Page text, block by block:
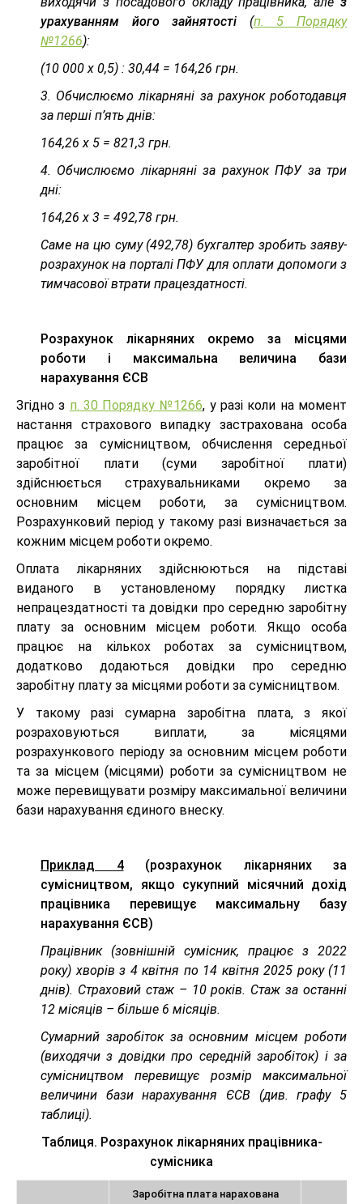
урахуванням його зайнятості (п. 5 Порядку
№1266):
(10 000 х 0,5) : 30,44 = 164,26 грн.
3. Обчислюємо лікарняні за рахунок роботодавця
за перші п’ять днів:
164,26 х 5 = 821,3 грн.
4. Обчислюємо лікарняні за рахунок ПФУ за три
дні:
164,26 х 3 = 492,78 грн.
Саме на цю суму (492,78) бухгалтер зробить заяву-
розрахунок на порталі ПФУ для оплати допомоги з
тимчасової втрати працездатності.
Розрахунок лікарняних окремо за місцями
роботи і максимальна величина бази
нарахування ЄСВ
Згідно з п. 30 Порядку №1266, у разі коли на момент
настання страхового випадку застрахована особа
працює за сумісництвом, обчислення середньої
заробітної плати (суми заробітної плати)
здійснюється страхувальниками окремо за
основним місцем роботи, за сумісництвом.
Розрахунковий період у такому разі визначається за
кожним місцем роботи окремо.
Оплата лікарняних здійснюються на підставі
виданого в установленому порядку листка
непрацездатності та довідки про середню заробітну
плату за основним місцем роботи. Якщо особа
працює на кількох роботах за сумісництвом,
додатково додаються довідки про середню
заробітну плату за місцями роботи за сумісництвом.
У такому разі сумарна заробітна плата, з якої
розраховуються виплати, за місяцями
розрахункового періоду за основним місцем роботи
та за місцем (місцями) роботи за сумісництвом не
може перевищувати розміру максимальної величини
бази нарахування єдиного внеску.
Приклад 4(розрахунок лікарняних за
сумісництвом, якщо сукупний місячний дохід
працівника перевищує максимальну базу
нарахування ЄСВ)
Працівник (зовнішній сумісник, працює з 2022
року) хворів з 4 квітня по 14 квітня 2025 року (11
днів). Страховий стаж – 10 років. Стаж за останні
12 місяців – більше 6 місяців.
Сумарний заробіток за основним місцем роботи
(виходячи з довідки про середній заробіток) і за
сумісництвом перевищує розмір максимальної
величини бази нарахування ЄСВ (див. графу 5
таблиці).
Таблиця. Розрахунок лікарняних працівника-
сумісника
Заробітна плата нарахована